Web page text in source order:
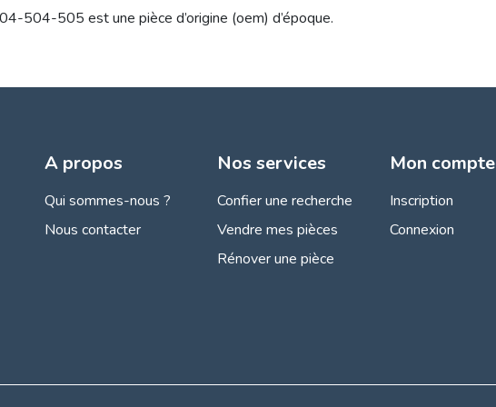
505 est une pièce d’origine (oem) d’époque.
A propos
Qui sommes-nous ?
Nous contacter
Nos services
Confier une recherche
Vendre mes pièces
Rénover une pièce
Mon compte
Inscription
Connexion
Options